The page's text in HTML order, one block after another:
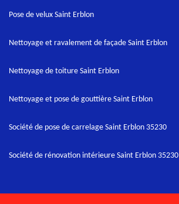
Pose de velux Saint Erblon
Nettoyage et ravalement de façade Saint Erblon
Nettoyage de toiture Saint Erblon
Nettoyage et pose de gouttière Saint Erblon
Société de pose de carrelage Saint Erblon 35230
Société de rénovation intérieure Saint Erblon 35230